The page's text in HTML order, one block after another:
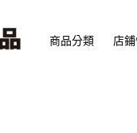
商品分類 店